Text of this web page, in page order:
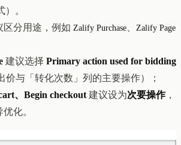
）。
区分用途，例如 Zalify Purchase
Zalify Page
建议选择 Primary action used for bidding
价与「转化次数」列的主要操作）；
、Begin checkout 建议设为次要操作，
化。